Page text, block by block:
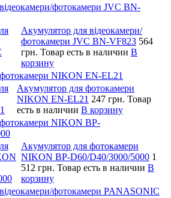
фотокамери JVC BN-
Акумулятор для відеокамери/
фотокамери JVC BN-VF823 564
грн. Товар есть в наличии В
корзину
NIKON EN-EL21
Акумулятор для фотокамери
NIKON EN-EL21 247 грн. Товар
есть в наличии В корзину
NIKON BP-
Акумулятор для фотокамери
NIKON BP-D60/D40/3000/5000 1
512 грн. Товар есть в наличии В
корзину
фотокамери PANASONIC